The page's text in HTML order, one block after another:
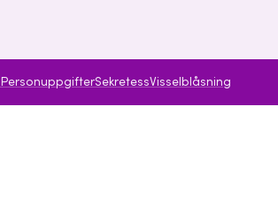
PersonuppgifterSekretessVisselblåsning